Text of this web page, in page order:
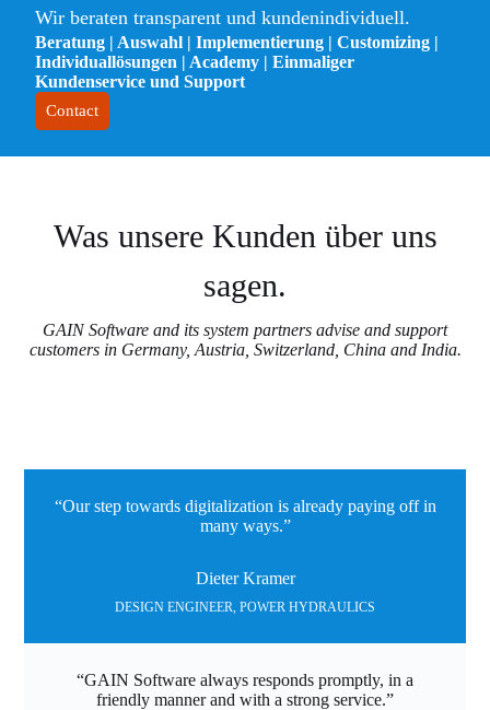
Wir beraten transparent und kundenindividuell.
Beratung | Auswahl | Implementierung | Customizing |
Individuallösungen | Academy | Einmaliger
Kundenservice und Support
Contact
Was unsere Kunden über uns
sagen.
GAIN Software and its system partners advise and support
customers in Germany, Austria, Switzerland, China and India.
“Our step towards digitalization is already paying off in
many ways.”
Dieter Kramer
DESIGN ENGINEER, POWER HYDRAULICS
“GAIN Software always responds promptly, in a
friendly manner and with a strong service.”